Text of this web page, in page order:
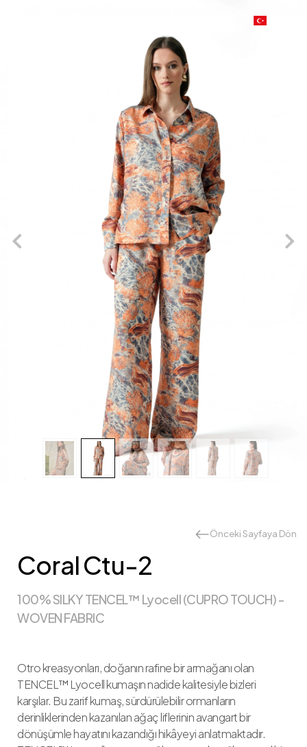
Önceki Sayfaya Dön
Coral Ctu-2
100% SILKY TENCEL™ Lyocell (CUPRO TOUCH) -
WOVEN FABRIC
Otro kreasyonları, doğanın rafine bir armağanı olan
TENCEL™ Lyocell kumaşın nadide kalitesiyle bizleri
karşılar. Bu zarif kumaş, sürdürülebilir ormanların
derinliklerinden kazanılan ağaç liflerinin avangart bir
dönüşümle hayatını kazandığı hikâyeyi anlatmaktadır.